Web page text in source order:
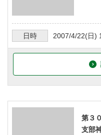
日時 2007/4/22(日)
第３
支部